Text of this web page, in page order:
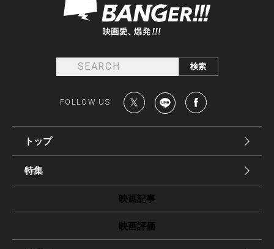
FOLLOW US
トップ
特集
映画記事
映画評価